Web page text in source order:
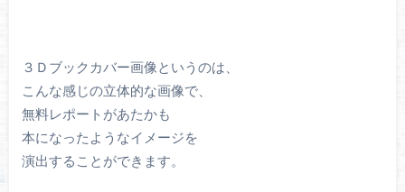
３Ｄブックカバー画像というのは、
こんな感じの立体的な画像で、
無料レポートがあたかも
本になったようなイメージを
演出することができます。